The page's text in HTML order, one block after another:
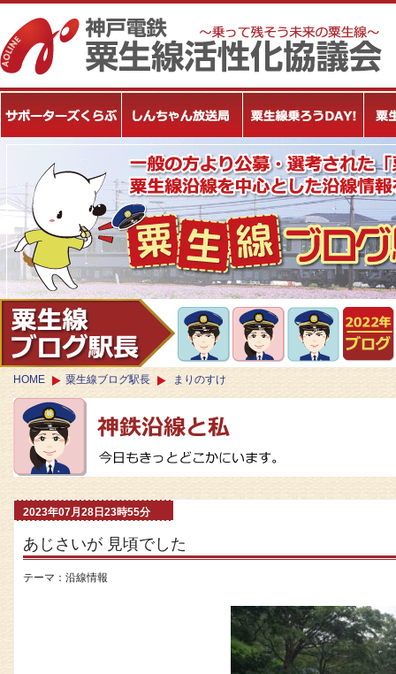
HOME 粟生線ブログ駅長 まりのすけ
2023年07月28日23時55分
あじさいが 見頃でした
テーマ： 沿線情報